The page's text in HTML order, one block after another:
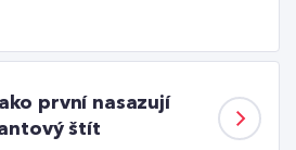
první nasazují
štít